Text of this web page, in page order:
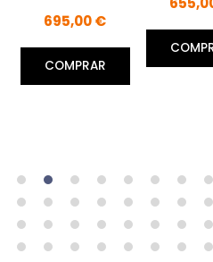
695,00 €
COMPRAR